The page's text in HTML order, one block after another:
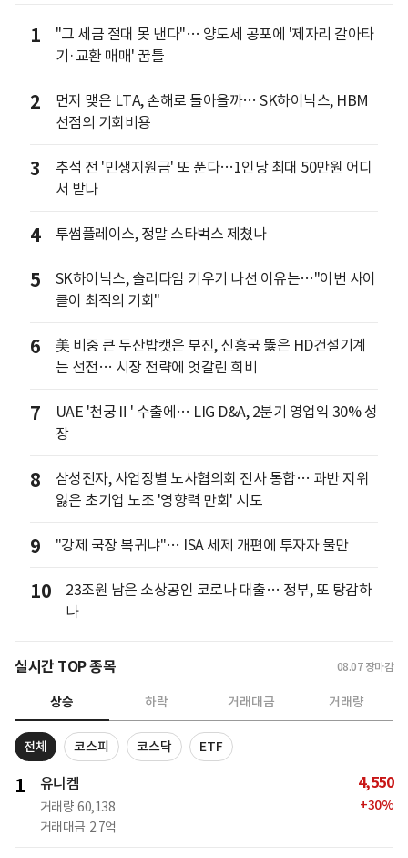
1
"그 세금 절대 못 낸다"… 양도세 공포에 '제자리 갈아타
기·교환 매매' 꿈틀
2
먼저 맺은 LTA, 손해로 돌아올까… SK하이닉스, HBM
선점의 기회비용
3
추석 전 '민생지원금' 또 푼다…1인당 최대 50만원 어디
서 받나
4 투썸플레이스, 정말 스타벅스 제쳤나
5
SK하이닉스, 솔리다임 키우기 나선 이유는…"이번 사이
클이 최적의 기회"
6
美 비중 큰 두산밥캣은 부진, 신흥국 뚫은 HD건설기계
는 선전… 시장 전략에 엇갈린 희비
7
UAE '천궁Ⅱ' 수출에… LIG D&A, 2분기 영업익 30% 성
장
8
삼성전자, 사업장별 노사협의회 전사 통합… 과반 지위
잃은 초기업 노조 '영향력 만회' 시도
9 "강제 국장 복귀냐"… ISA 세제 개편에 투자자 불만
10
23조원 남은 소상공인 코로나 대출… 정부, 또 탕감하
나
실시간 TOP 종목 08.07 장마감
상승 하락 거래대금 거래량
전체 코스피 코스닥 ETF
1 유니켐
거래량 60,138
거래대금 2.7억
4,550
+30%